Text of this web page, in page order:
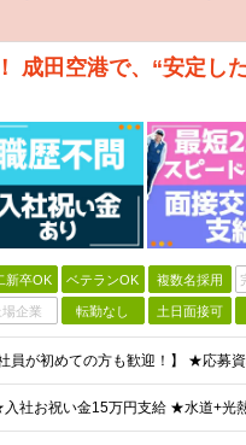
成田空港で、“安定し
新卒OK ベテランOK 複数名採用
場企業 転勤なし 土日面接可